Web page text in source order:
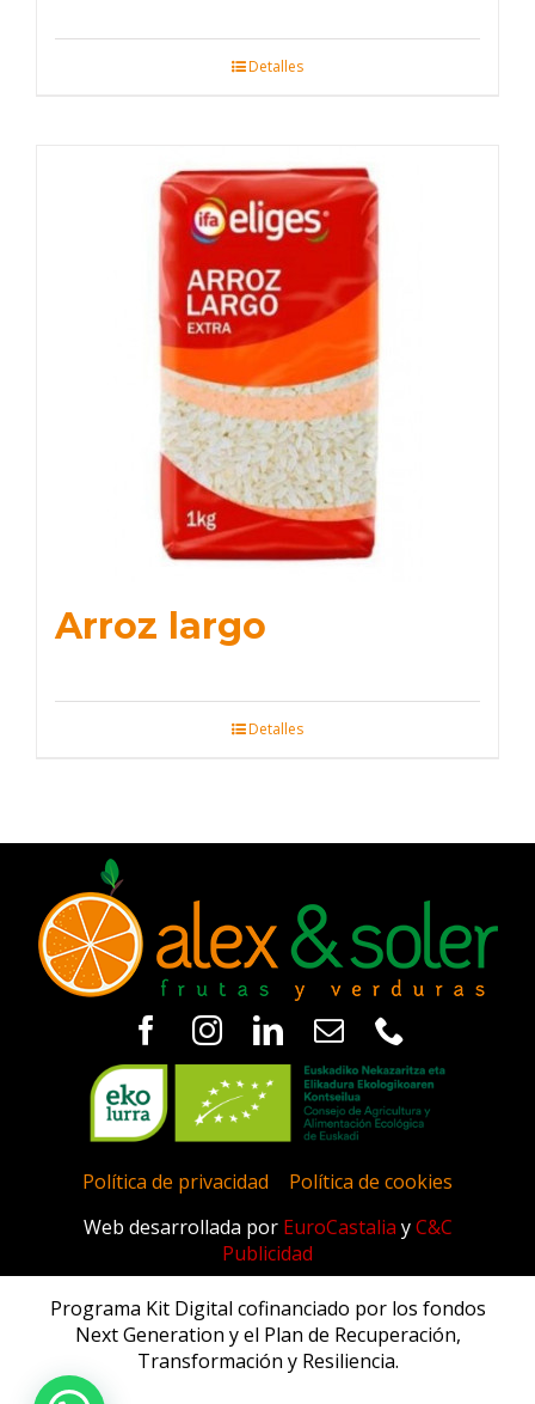
Detalles
Arroz largo
Detalles
Política de privacidad
Política de cookies
Web desarrollada por EuroCastalia y C&C
Publicidad
Programa Kit Digital cofinanciado por los fondos
Next Generation y el Plan de Recuperación,
Transformación y Resiliencia.